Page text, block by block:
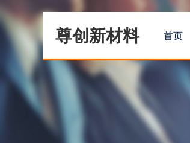
尊创新材料 首页